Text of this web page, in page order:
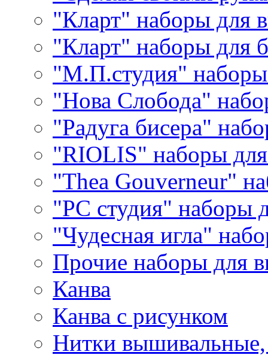
"Кларт" наборы для
"Кларт" наборы для
"М.П.студия"
"Нова Слобода"
"Радуга бисера"
"RIOLIS" наборы
"Thea Gouverneur"
"РС студия" наборы
"Чудесная игла"
Прочие наборы для
Канва
Канва с рисунком
Нитки